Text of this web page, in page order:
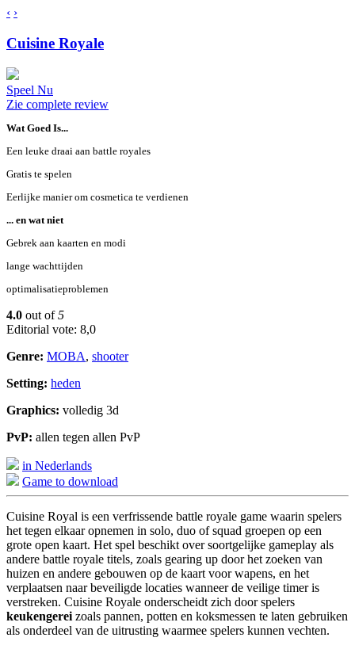
‹ ›
Cuisine Royale
Speel Nu
Zie complete review
Wat Goed Is...
Een leuke draai aan battle royales
Gratis te spelen
Eerlijke manier om cosmetica te verdienen
... en wat niet
Gebrek aan kaarten en modi
lange wachttijden
optimalisatieproblemen
4.0 out of5
Editorial vote: 8,0
Genre: MOBA, shooter
Setting: heden
Graphics: volledig 3d
PvP: allen tegen allen PvP
in Nederlands
Game to download
Cuisine Royal is een verfrissende battle royale game waarin spelers
het tegen elkaar opnemen in solo, duo of squad groepen op een
grote open kaart. Het spel beschikt over soortgelijke gameplay als
andere battle royale titels, zoals gearing up door het zoeken van
huizen en andere gebouwen op de kaart voor wapens, en het
verplaatsen naar beveiligde locaties wanneer de veilige timer is
verstreken. Cuisine Royale onderscheidt zich door spelers
keukengerei zoals pannen, potten en koksmessen te laten gebruiken
als onderdeel van de uitrusting waarmee spelers kunnen vechten.